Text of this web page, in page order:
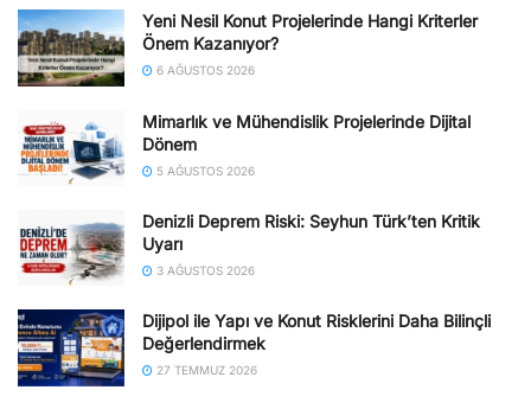
Yeni Nesil Konut Projelerinde Hangi Kriterler
Önem Kazanıyor?
6 AĞUSTOS 2026
Mimarlık ve Mühendislik Projelerinde Dijital
Dönem
5 AĞUSTOS 2026
Denizli Deprem Riski: Seyhun Türk’ten Kritik
Uyarı
3 AĞUSTOS 2026
Dijipol ile Yapı ve Konut Risklerini Daha Bilinçli
Değerlendirmek
27 TEMMUZ 2026